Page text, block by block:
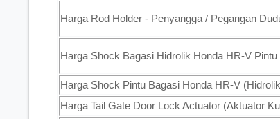
Harga Rod Holder - Penyangga / Pegangan
Harga Shock Bagasi Hidrolik Honda HR-V
Harga Shock Pintu Bagasi Honda HR-V
Harga Tail Gate Door Lock Actuator (Aktuator